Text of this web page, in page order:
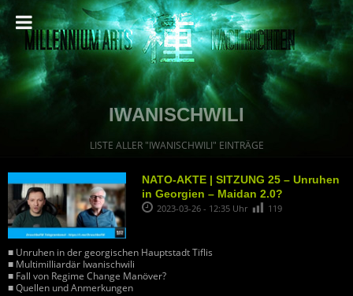
IWANISCHWILI
LISTE ALLER "IWANISCHWILI" EINTRÄGE
NATO-AKTE | SITZUNG 25 – Unruhen
in Georgien – Maidan 2.0?
2023-03-26 - 12:35 Uhr 119
■ Unruhen in der georgischen Hauptstadt Tiflis
■ Multimilliardär Iwanischwili
■ Fall von Regime Change Manöver?
■ Quellen und Anmerkungen